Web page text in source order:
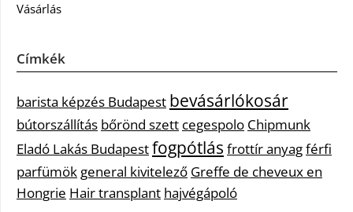
Vásárlás
Címkék
barista képzés Budapest bevásárlókosár
bútorszállítás bőrönd szett cegespolo Chipmunk
Eladó Lakás Budapestfogpótlás frottír anyagférfi
parfümök general kivitelező Greffe de cheveux en
Hongrie Hair transplant hajvégápoló